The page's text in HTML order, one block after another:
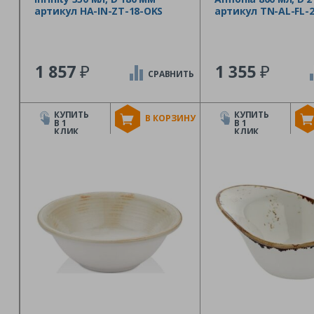
артикул HA-IN-ZT-18-OKS
1 857₽
В КОРЗИНУ
СРАВНИТЬ
КУПИТЬ
В 1
КЛИК
артикул TN-AL-FL-
1 355₽
КУПИТЬ
В 1
КЛИК